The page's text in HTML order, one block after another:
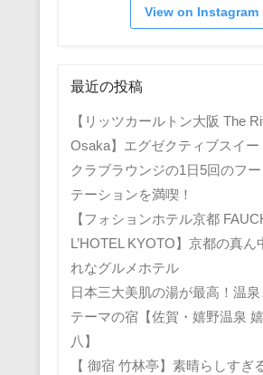
View on Instagram
最近の投稿
【リッツカールトン大阪 The
Osaka】エグゼクティブスイー
クラブラウンジの1日5回のフ
テーションを満喫！
【フォションホテル京都
L’HOTEL KYOTO】京都の真ん
れなグルメホテル
日本三大美肌の湯が最高！温
テーマの宿【佐賀・嬉野温泉
八】
【 御宿 竹林亭】素晴らしすぎ